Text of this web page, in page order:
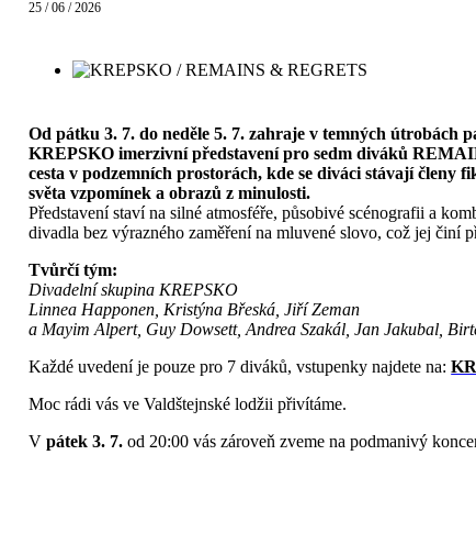
25 / 06 / 2026
Od pátku 3. 7. do neděle 5. 7. zahraje v temných útrobách
KREPSKO imerzivní představení pro sedm diváků
cesta v podzemních prostorách, kde se diváci stávají členy
světa vzpomínek a obrazů z minulosti.
Představení staví na silné atmosféře, působivé scénografii a
divadla bez výrazného zaměření na mluvené slovo, což jej činí
Tvůrčí tým:
Divadelní skupina KREPSKO
Linnea Happonen, Kristýna Břeská, Jiří Zeman
a Mayim Alpert, Guy Dowsett, Andrea Szakál, Jan Jakubal,
Každé uvedení je pouze pro 7 diváků, vstupenky najdete na:
Moc rádi vás ve Valdštejnské lodžii přivítáme.
V pátek 3. 7. od 20:00 vás zároveň zveme na podmanivý